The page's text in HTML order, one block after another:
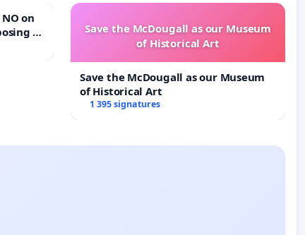
a
Town
Save the McDougall as our Museum
of Historical Art
Save the McDougall as our Museum
of Historical Art
1 395 signatures